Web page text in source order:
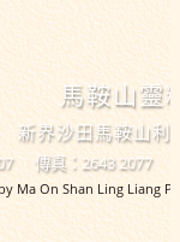
馬鞍山靈
新界沙田馬鞍山
傳真：2643 2077
Ma On Shan Ling Liang